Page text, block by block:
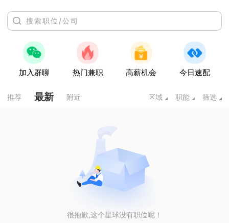
加入群聊 热门兼职 高薪机会 今日速配
推荐 最新 附近 区域 职能 筛选
很抱歉,这个星球没有职位呢！